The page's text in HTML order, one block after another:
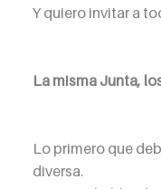
Y quiero invitar a
La misma Junta,
Lo primero que
diversa.